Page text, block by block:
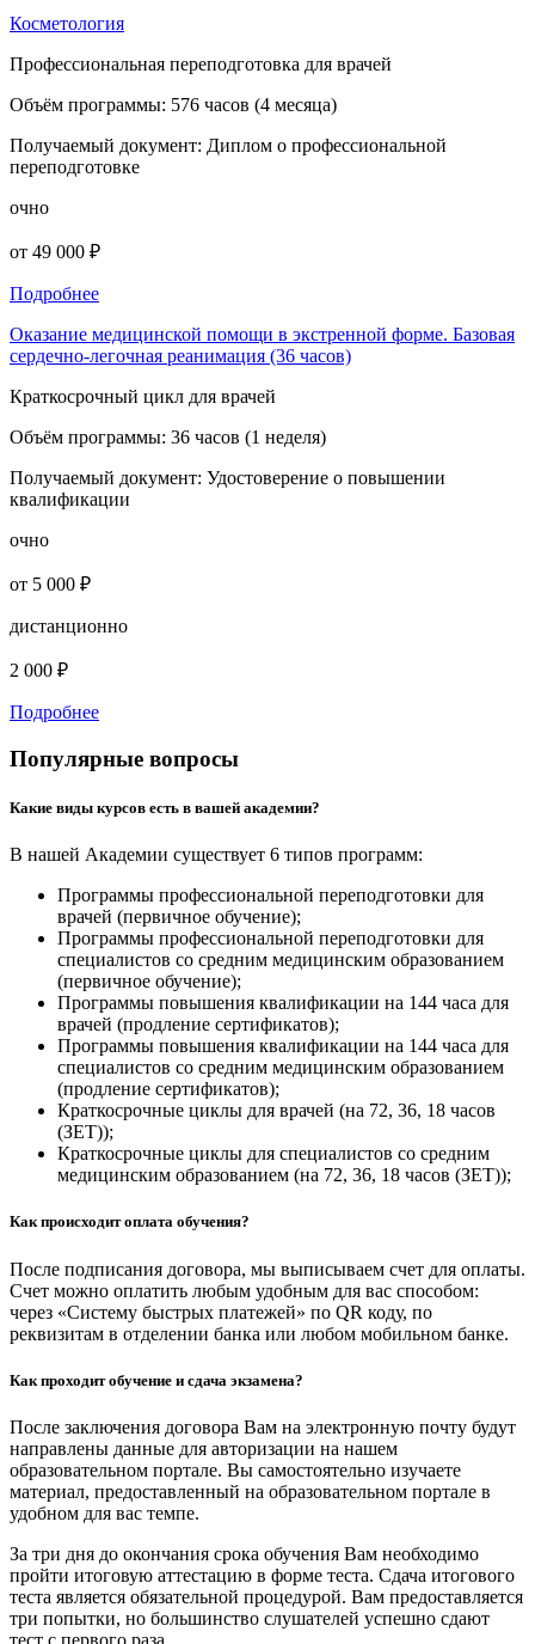
Косметология
Профессиональная переподготовка для врачей
Объём программы: 576 часов (4 месяца)
Получаемый документ: Диплом о профессиональной
переподготовке
очно
от 49 000 ₽
Подробнее
Оказание медицинской помощи в экстренной форме. Базовая
сердечно-легочная реанимация (36 часов)
Краткосрочный цикл для врачей
Объём программы: 36 часов (1 неделя)
Получаемый документ: Удостоверение о повышении
квалификации
очно
от 5 000 ₽
дистанционно
2 000 ₽
Подробнее
Популярные вопросы
Какие виды курсов есть в вашей академии?
В нашей Академии существует 6 типов программ:
Программы профессиональной переподготовки для
врачей (первичное обучение);
Программы профессиональной переподготовки для
специалистов со средним медицинским образованием
(первичное обучение);
Программы повышения квалификации на 144 часа для
врачей (продление сертификатов);
Программы повышения квалификации на 144 часа для
специалистов со средним медицинским образованием
(продление сертификатов);
Краткосрочные циклы для врачей (на 72, 36, 18 часов
(ЗЕТ));
Краткосрочные циклы для специалистов со средним
медицинским образованием (на 72, 36, 18 часов (ЗЕТ));
Как происходит оплата обучения?
После подписания договора, мы выписываем счет для оплаты.
Счет можно оплатить любым удобным для вас способом:
через «Систему быстрых платежей» по QR коду, по
реквизитам в отделении банка или любом мобильном банке.
Как проходит обучение и сдача экзамена?
После заключения договора Вам на электронную почту будут
направлены данные для авторизации на нашем
образовательном портале. Вы самостоятельно изучаете
материал, предоставленный на образовательном портале в
удобном для вас темпе.
За три дня до окончания срока обучения Вам необходимо
пройти итоговую аттестацию в форме теста. Сдача итогового
теста является обязательной процедурой. Вам предоставляется
три попытки, но большинство слушателей успешно сдают
тест с первого раза.